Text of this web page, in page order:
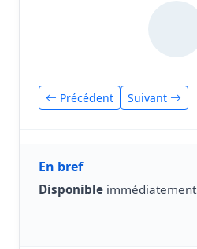
Précédent Suivant
En bref
Disponible immédiatement